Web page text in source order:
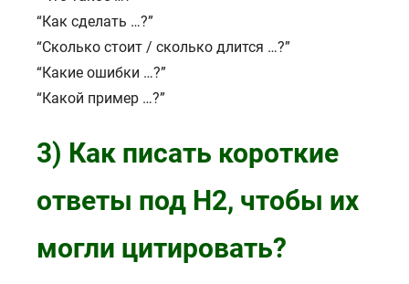
“Как сделать …?”
“Сколько стоит / сколько длится …?”
“Какие ошибки …?”
“Какой пример …?”
3) Как писать короткие
ответы под H2, чтобы их
могли цитировать?